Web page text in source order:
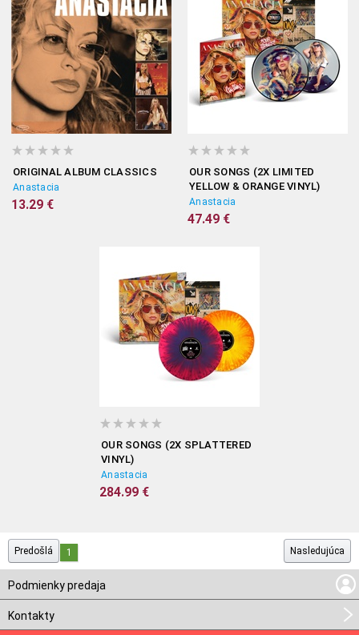
ORIGINAL ALBUM CLASSICS
Anastacia
13.29 €
OUR SONGS (2X LIMITED
YELLOW & ORANGE VINYL)
Anastacia
47.49 €
OUR SONGS (2X SPLATTERED
VINYL)
Anastacia
284.99 €
Predošlá 1 Nasledujúca
Podmienky predaja
Kontakty